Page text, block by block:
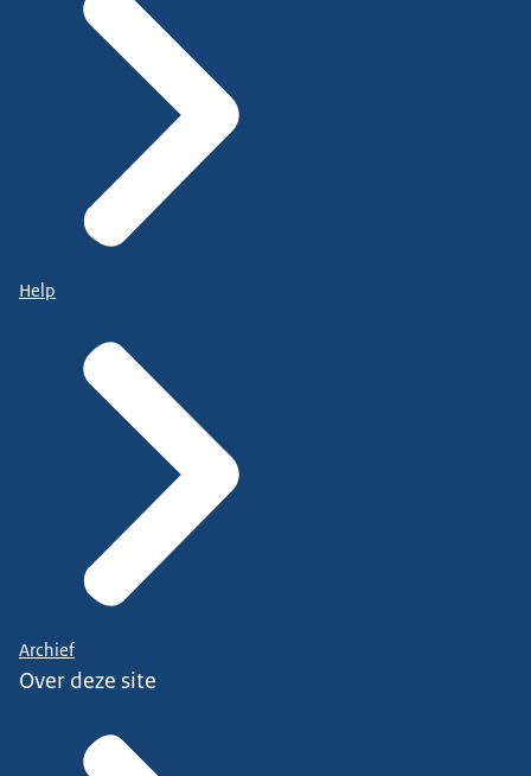
Help
Archief
Over deze site